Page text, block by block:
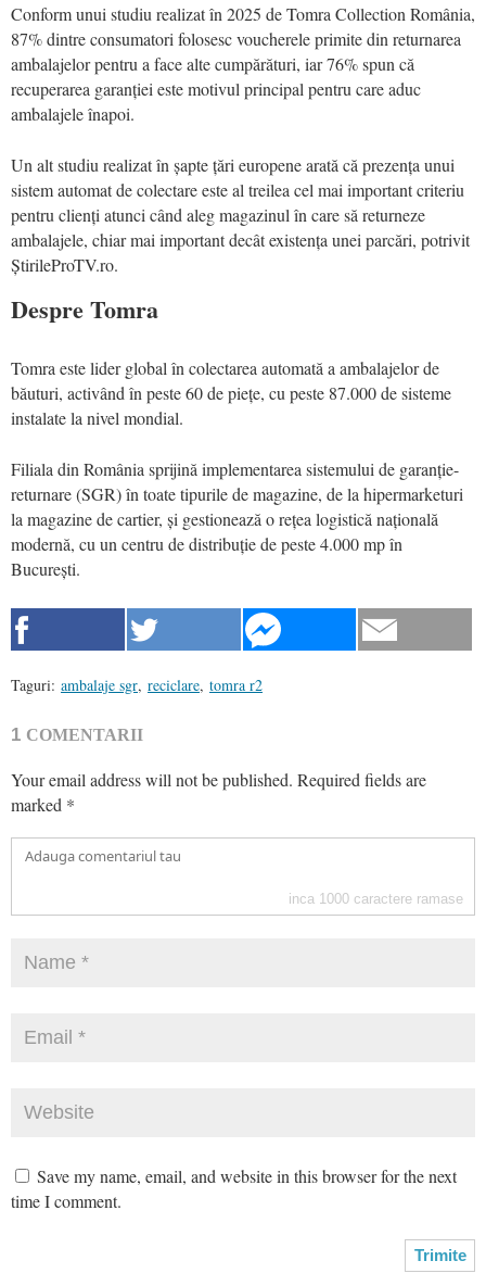
Conform unui studiu realizat în 2025 de Tomra Collection România,
87% dintre consumatori folosesc voucherele primite din returnarea
ambalajelor pentru a face alte cumpărături, iar 76% spun că
recuperarea garanției este motivul principal pentru care aduc
ambalajele înapoi.
Un alt studiu realizat în șapte țări europene arată că prezența unui
sistem automat de colectare este al treilea cel mai important criteriu
pentru clienți atunci când aleg magazinul în care să returneze
ambalajele, chiar mai important decât existența unei parcări, potrivit
ȘtirileProTV.ro.
Despre Tomra
Tomra este lider global în colectarea automată a ambalajelor de
băuturi, activând în peste 60 de piețe, cu peste 87.000 de sisteme
instalate la nivel mondial.
Filiala din România sprijină implementarea sistemului de garanție-
returnare (SGR) în toate tipurile de magazine, de la hipermarketuri
la magazine de cartier, și gestionează o rețea logistică națională
modernă, cu un centru de distribuție de peste 4.000 mp în
București.
Taguri: ambalaje sgr, reciclare, tomra r2
1 COMENTARII
Your email address will not be published. Required fields are
marked *
inca 1000 caractere ramase
Save my name, email, and website in this browser for the next
time I comment.